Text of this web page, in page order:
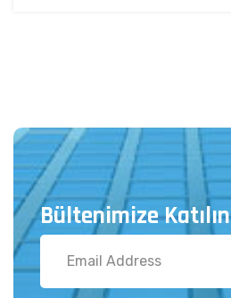
Bültenimize Katılın